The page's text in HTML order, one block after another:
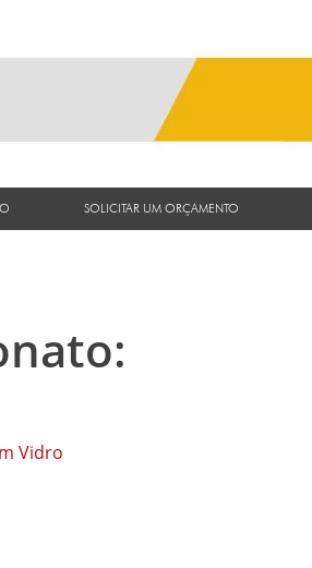
SOLICITAR UM ORÇAMENTO
Vidro